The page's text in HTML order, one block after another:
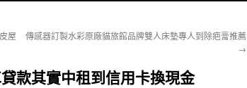
屋
傳感器訂製水彩原廠貓旅館品牌雙人床墊專人到除疤膏推薦
→
款其實中租到信用卡換現金